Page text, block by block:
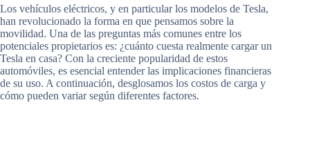
Los vehículos eléctricos, y en particular los modelos de Tesla,
han revolucionado la forma en que pensamos sobre la
movilidad. Una de las preguntas más comunes entre los
potenciales propietarios es: ¿cuánto cuesta realmente cargar un
Tesla en casa? Con la creciente popularidad de estos
automóviles, es esencial entender las implicaciones financieras
de su uso. A continuación, desglosamos los costos de carga y
cómo pueden variar según diferentes factores.